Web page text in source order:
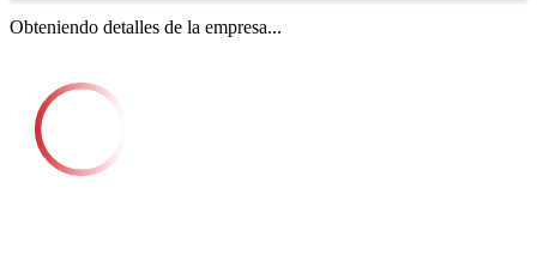
Obteniendo detalles de la empresa...